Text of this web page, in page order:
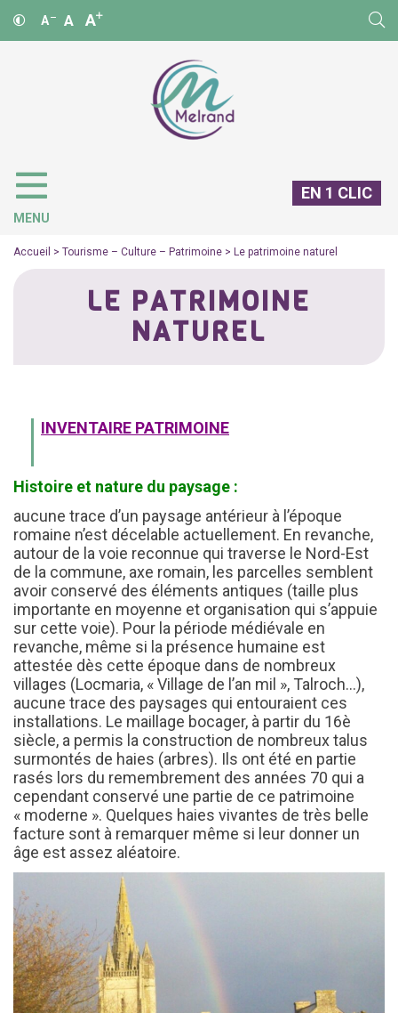
A A A
MENU
EN 1 CLIC
Accueil > Tourisme – Culture – Patrimoine > Le patrimoine naturel
LE PATRIMOINE
NATUREL
INVENTAIRE PATRIMOINE
Histoire et nature du paysage :
aucune trace d’un paysage antérieur à l’époque
romaine n’est décelable actuellement. En revanche,
autour de la voie reconnue qui traverse le Nord-Est
de la commune, axe romain, les parcelles semblent
avoir conservé des éléments antiques (taille plus
importante en moyenne et organisation qui s’appuie
sur cette voie). Pour la période médiévale en
revanche, même si la présence humaine est
attestée dès cette époque dans de nombreux
villages (Locmaria, « Village de l’an mil », Talroch…),
aucune trace des paysages qui entouraient ces
installations. Le maillage bocager, à partir du 16è
siècle, a permis la construction de nombreux talus
surmontés de haies (arbres). Ils ont été en partie
rasés lors du remembrement des années 70 qui a
cependant conservé une partie de ce patrimoine
« moderne ». Quelques haies vivantes de très belle
facture sont à remarquer même si leur donner un
âge est assez aléatoire.